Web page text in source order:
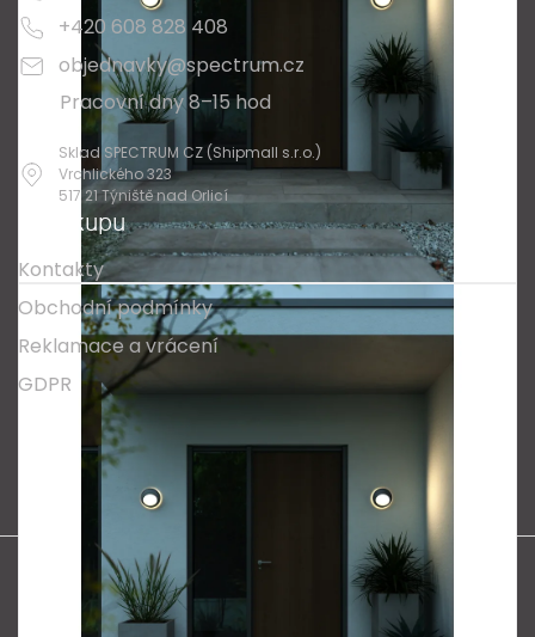
+420 608 828 408
objednavky@spectrum.cz
Pracovní dny 8–15 hod
Sklad SPECTRUM CZ (Shipmall s.r.o.)
Vrchlického 323
517 21 Týniště nad Orlicí
O nákupu
Kontakty
Obchodní podmínky
Reklamace a vrácení
GDPR
Oblíbené série svítidel:
Nordlux Alton
Nordlux Milford
Nordlux Ellen
Nordlux Explore
Nordlux Landon
Vytvořil Shoptet